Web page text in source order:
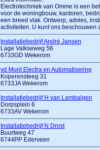
Electrotechniek van Omme is een
voor de woningbouw, kantoren,
een breed vlak. Ontwerp, advies,
activiteiten. U kunt ons beschouwen
Installatiebedrijf André Jansen
Lage Valkseweg 56
6733GD Wekerom
vd Munt Electra en Automatisering
Koperensteeg 31
6733JA Wekerom
Installatiebedrijf H van Lambalgen
Dorpsplein 6
6733AV Wekerom
Installatiebedrijf N Drost
Buurtweg 47
6744PP Ederveen